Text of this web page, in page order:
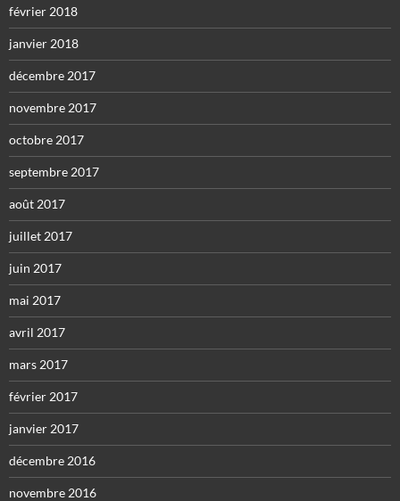
février 2018
janvier 2018
décembre 2017
novembre 2017
octobre 2017
septembre 2017
août 2017
juillet 2017
juin 2017
mai 2017
avril 2017
mars 2017
février 2017
janvier 2017
décembre 2016
novembre 2016